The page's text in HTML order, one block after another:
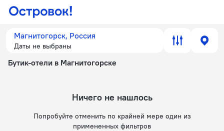
Магнитогорск, Россия
Даты не выбраны
Бутик-отели в Магнитогорске
Ничего не нашлось
Попробуйте отменить по крайней мере один из
примененных фильтров